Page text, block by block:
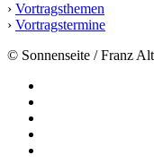
› Vortragsthemen
› Vortragstermine
© Sonnenseite / Franz